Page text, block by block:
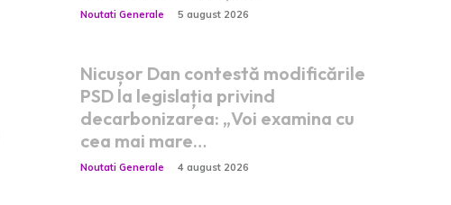
Noutati Generale 5 august 2026
Nicușor Dan contestă modificările
PSD la legislația privind
decarbonizarea: „Voi examina cu
cea mai mare…
Noutati Generale 4 august 2026